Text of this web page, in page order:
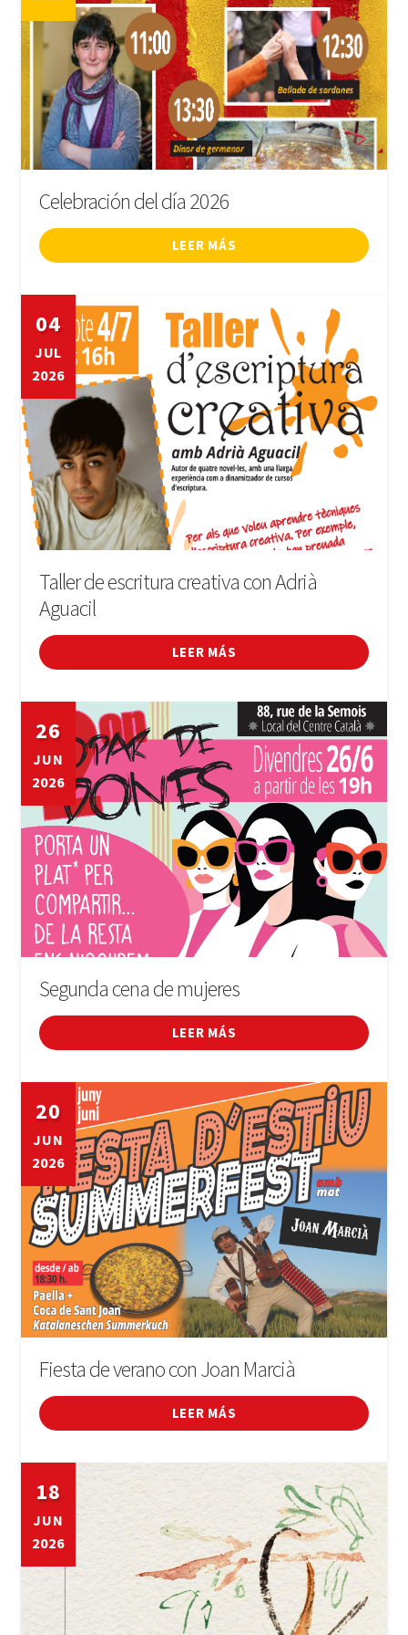
Celebración del día 2026
LEER MÁS
04
JUL
2026
Taller de escritura creativa con Adrià
Aguacil
LEER MÁS
26
JUN
2026
Segunda cena de mujeres
LEER MÁS
20
JUN
2026
Fiesta de verano con Joan Marcià
LEER MÁS
18
JUN
2026